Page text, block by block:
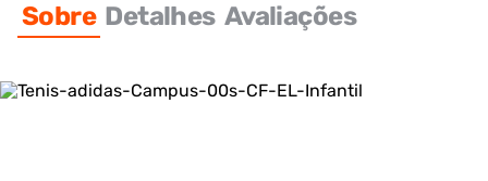
Sobre Detalhes Avaliações